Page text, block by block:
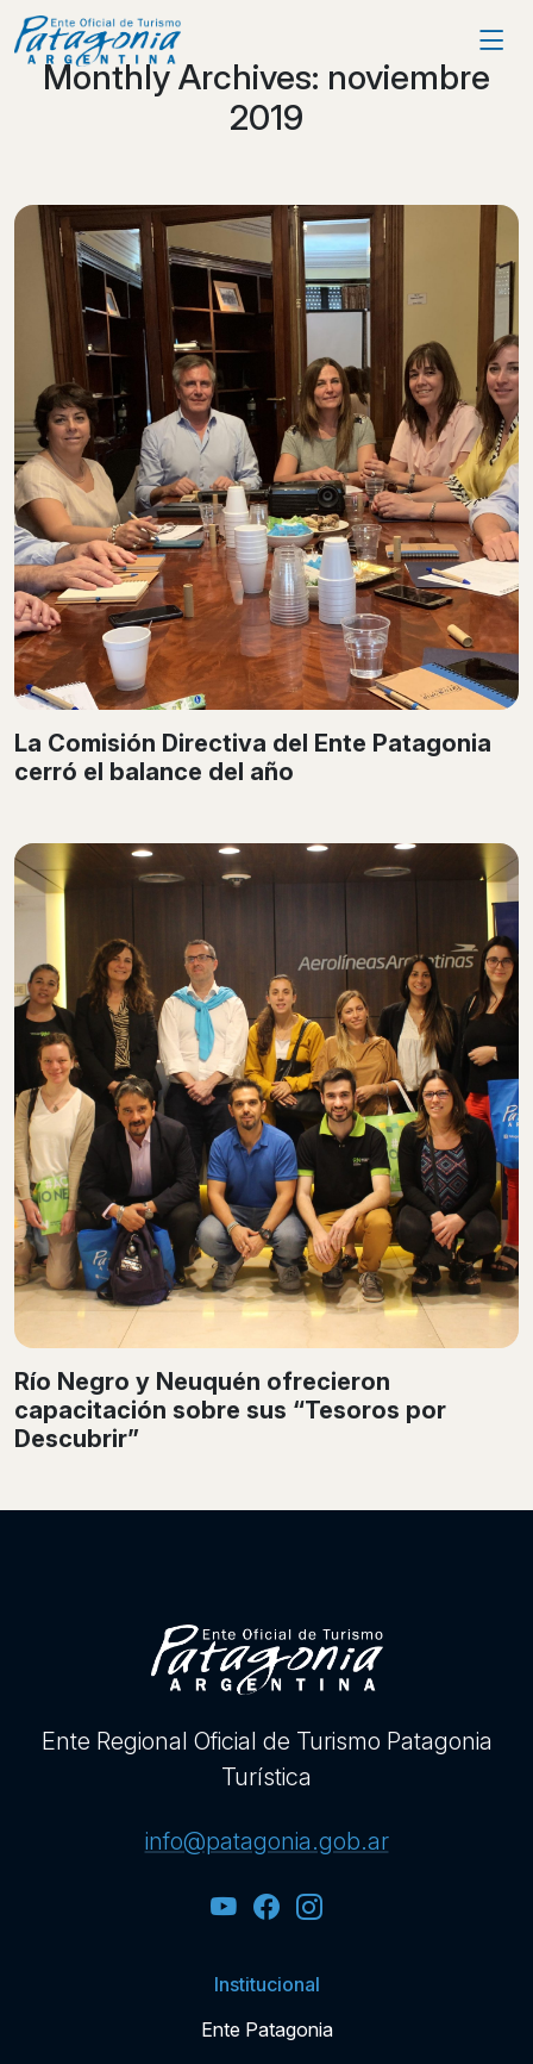
Monthly Archives: noviembre
2019
La Comisión Directiva del Ente Patagonia
cerró el balance del año
Río Negro y Neuquén ofrecieron
capacitación sobre sus “Tesoros por
Descubrir”
Ente Regional Oficial de Turismo Patagonia
Turística
info@patagonia.gob.ar
Institucional
Ente Patagonia